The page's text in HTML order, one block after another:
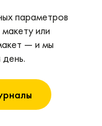
параметров
или
— и мы